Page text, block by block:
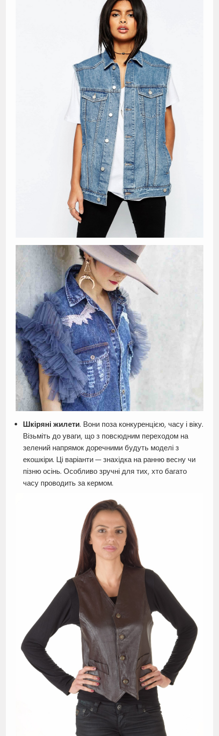
Шкіряні жилети. Вони поза конкуренцією, часу і віку.
Візьміть до уваги, що з повсюдним переходом на
зелений напрямок доречними будуть моделі з
екошкіри. Ці варіанти — знахідка на ранню весну чи
пізню осінь. Особливо зручні для тих, хто багато
часу проводить за кермом.